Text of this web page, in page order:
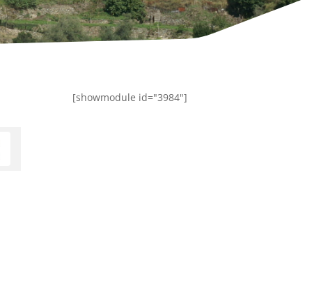
[showmodule id="3984"]